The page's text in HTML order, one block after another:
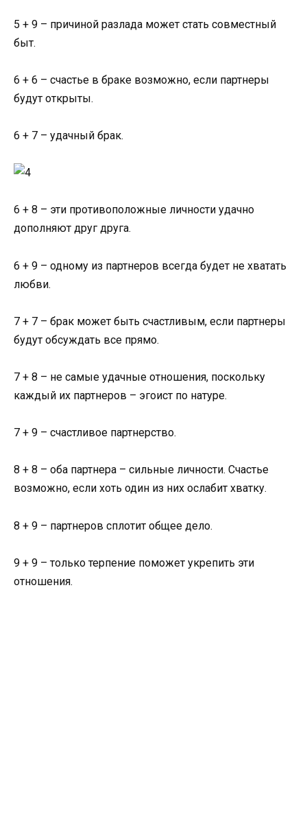
5 + 9 – причиной разлада может стать совместный
быт.
6 + 6 – счастье в браке возможно, если партнеры
будут открыты.
6 + 7 – удачный брак.
6 + 8 – эти противоположные личности удачно
дополняют друг друга.
6 + 9 – одному из партнеров всегда будет не хватать
любви.
7 + 7 – брак может быть счастливым, если партнеры
будут обсуждать все прямо.
7 + 8 – не самые удачные отношения, поскольку
каждый их партнеров – эгоист по натуре.
7 + 9 – счастливое партнерство.
8 + 8 – оба партнера – сильные личности. Счастье
возможно, если хоть один из них ослабит хватку.
8 + 9 – партнеров сплотит общее дело.
9 + 9 – только терпение поможет укрепить эти
отношения.